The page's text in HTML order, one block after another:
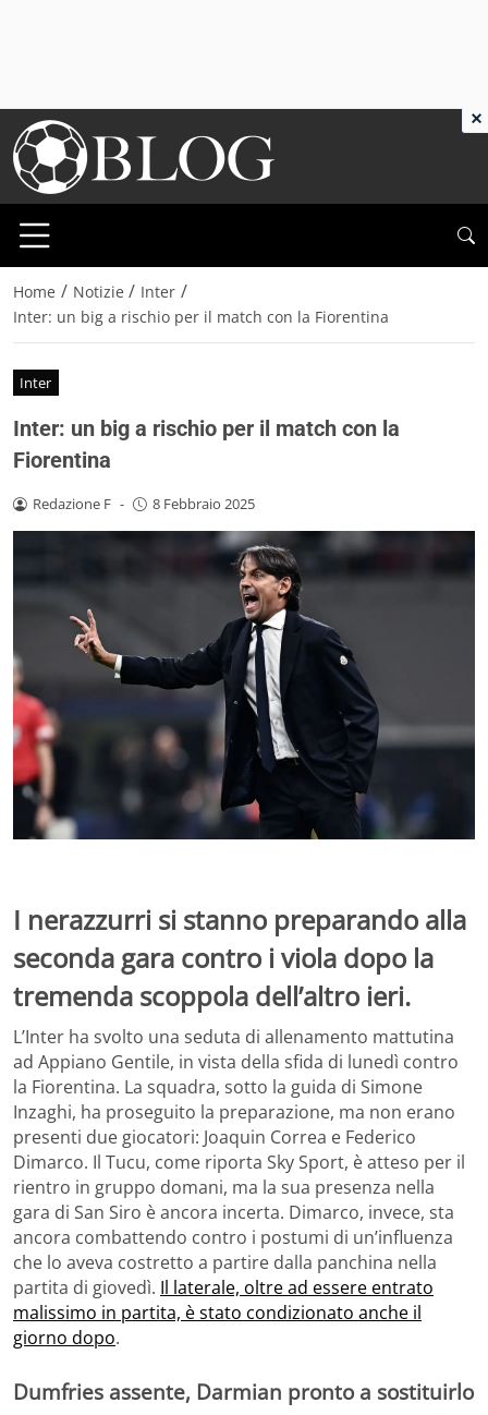
Home / Notizie / Inter /
Inter: un big a rischio per il match con la Fiorentina
Inter
Inter: un big a rischio per il match con la
Fiorentina
Redazione F - 8 Febbraio 2025
I nerazzurri si stanno preparando alla
seconda gara contro i viola dopo la
tremenda scoppola dell’altro ieri.
L’Inter ha svolto una seduta di allenamento mattutina
ad Appiano Gentile, in vista della sfida di lunedì contro
la Fiorentina. La squadra, sotto la guida di Simone
Inzaghi, ha proseguito la preparazione, ma non erano
presenti due giocatori: Joaquin Correa e Federico
Dimarco. Il Tucu, come riporta Sky Sport, è atteso per il
rientro in gruppo domani, ma la sua presenza nella
gara di San Siro è ancora incerta. Dimarco, invece, sta
ancora combattendo contro i postumi di un’influenza
che lo aveva costretto a partire dalla panchina nella
partita di giovedì. Il laterale, oltre ad essere entrato
malissimo in partita, è stato condizionato anche il
giorno dopo.
Dumfries assente, Darmian pronto a sostituirlo
×